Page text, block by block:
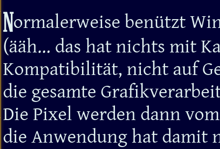
Normalerweise benützt
(ääh... das hat nichts mit
Kompatibilität, nicht auf
die gesamte
Die Pixel werden dann
die Anwendung hat damit